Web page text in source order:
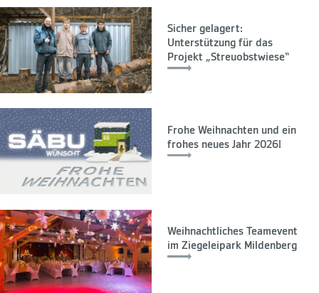
Sicher gelagert:
Unterstützung für das
Projekt „Streuobstwiese“
Frohe Weihnachten und ein
frohes neues Jahr 2026!
Weihnachtliches Teamevent
im Ziegeleipark Mildenberg